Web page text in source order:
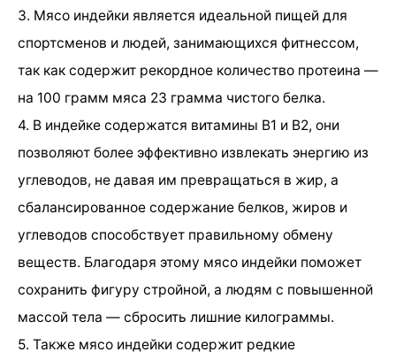
3. Мясо индейки является идеальной пищей для
спортсменов и людей, занимающихся фитнессом,
так как содержит рекордное количество протеина —
на 100 грамм мяса 23 грамма чистого белка.
4. В индейке содержатся витамины В1 и В2, они
позволяют более эффективно извлекать энергию из
углеводов, не давая им превращаться в жир, а
сбалансированное содержание белков, жиров и
углеводов способствует правильному обмену
веществ. Благодаря этому мясо индейки поможет
сохранить фигуру стройной, а людям с повышенной
массой тела — сбросить лишние килограммы.
5. Также мясо индейки содержит редкие